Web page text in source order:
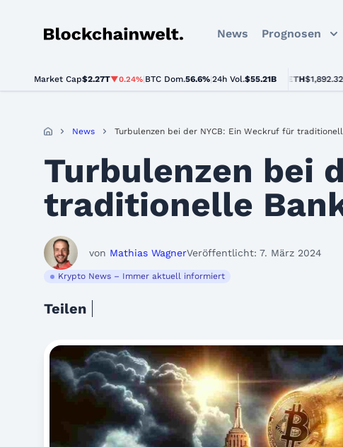
Blockchainwelt News Prognosen
Market Cap$2.27T▼0.24% BTC Dom.56.6% 24h Vol.$55.21B
BTC $64,156.00▲0.5% ETH $1,892.32▲1.6%
News Turbulenzen bei der NYCB: Ein Weckruf für
Turbulenzen bei
traditionelle
von Mathias WagnerVeröffentlicht: 7. März 2024
Krypto News – Immer aktuell informiert
Teilen